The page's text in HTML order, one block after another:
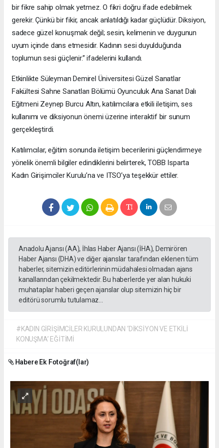
bir fikre sahip olmak yetmez. O fikri doğru ifade edebilmek
gerekir. Çünkü bir fikir, ancak anlatıldığı kadar güçlüdür. Diksiyon,
sadece güzel konuşmak değil; sesin, kelimenin ve duygunun
uyum içinde dans etmesidir. Kadının sesi duyulduğunda
toplumun sesi güçlenir.” ifadelerini kullandı.
Etkinlikte Süleyman Demirel Üniversitesi Güzel Sanatlar
Fakültesi Sahne Sanatları Bölümü Oyunculuk Ana Sanat Dalı
Eğitmeni Zeynep Burcu Altın, katılımcılara etkili iletişim, ses
kullanımı ve diksiyonun önemi üzerine interaktif bir sunum
gerçekleştirdi.
Katılımcılar, eğitim sonunda iletişim becerilerini güçlendirmeye
yönelik önemli bilgiler edindiklerini belirterek, TOBB Isparta
Kadın Girişimciler Kurulu’na ve ITSO’ya teşekkür ettiler.
Anadolu Ajansı (AA), İhlas Haber Ajansı (İHA), Demirören
Haber Ajansı (DHA) ve diğer ajanslar tarafından eklenen tüm
haberler, sitemizin editörlerinin müdahalesi olmadan ajans
kanallarından çekilmektedir. Bu haberlerde yer alan hukuki
muhataplar haberi geçen ajanslar olup sitemizin hiç bir
editörü sorumlu tutulamaz...
#KADIN GİRİŞİMCİLER KURULUNDAN ‘DİKSİYON VE ETKİLİ
KONUŞMA’ EĞİTİMİ
Habere Ek Fotoğraf(lar)